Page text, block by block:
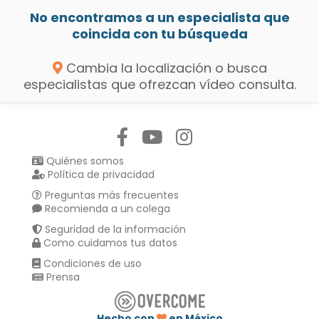
No encontramos a un especialista que
coincida con tu búsqueda
Cambia la localización o busca
especialistas que ofrezcan vídeo consulta.
Quiénes somos
Política de privacidad
Preguntas más frecuentes
Recomienda a un colega
Seguridad de la información
Como cuidamos tus datos
Condiciones de uso
Prensa